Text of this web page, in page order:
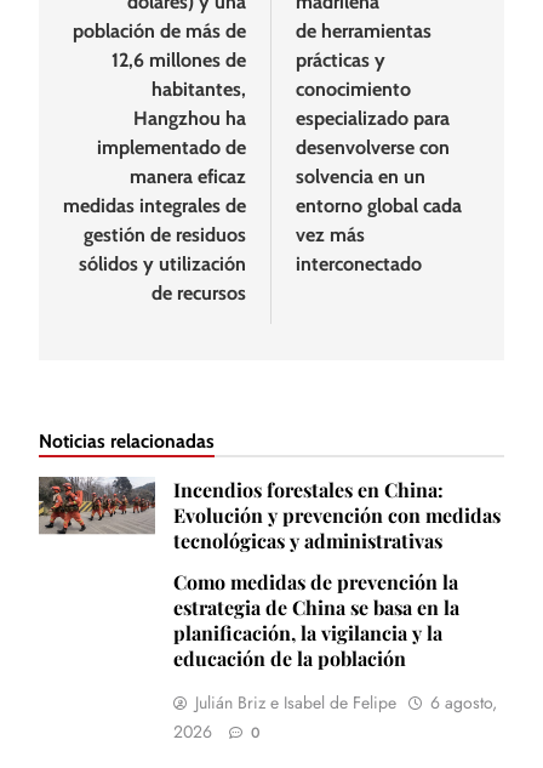
población de más de
12,6 millones de
habitantes,
Hangzhou ha
implementado de
manera eficaz
medidas integrales de
gestión de residuos
sólidos y utilización
de recursos
de herramientas
prácticas y
conocimiento
especializado para
desenvolverse con
solvencia en un
entorno global cada
vez más
interconectado
Noticias relacionadas
Incendios forestales en China:
Evolución y prevención con medidas
tecnológicas y administrativas
Como medidas de prevención la
estrategia de China se basa en la
planificación, la vigilancia y la
educación de la población
Julián Briz e Isabel de Felipe
6 agosto,
2026
0